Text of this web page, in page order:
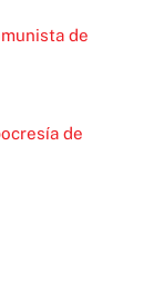
de
de